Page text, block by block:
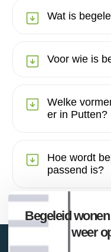
Wat is
Voor wie is
Welke
er in Putten?
Hoe wordt
passend is?
Begeleid
weer